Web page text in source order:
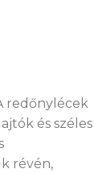
redőnylécek
és széles
révén,